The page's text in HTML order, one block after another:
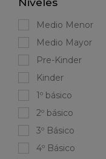
Medio Menor
Medio Mayor
Pre-Kinder
Kinder
1º básico
2º básico
3º Básico
4º Básico